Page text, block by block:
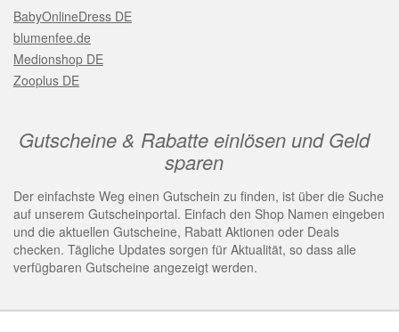
BabyOnlineDress DE
blumenfee.de
Medionshop DE
Zooplus DE
Gutscheine & Rabatte einlösen und Geld
sparen
Der einfachste Weg einen Gutschein zu finden, ist über die Suche
auf unserem Gutscheinportal. Einfach den Shop Namen eingeben
und die aktuellen Gutscheine, Rabatt Aktionen oder Deals
checken. Tägliche Updates sorgen für Aktualität, so dass alle
verfügbaren Gutscheine angezeigt werden.